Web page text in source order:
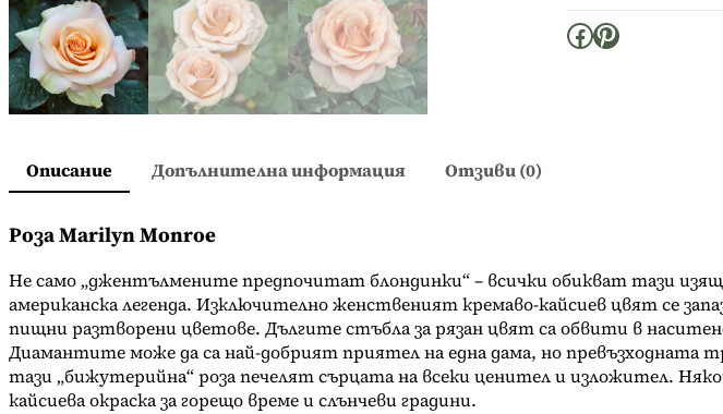
Facebook Pinterest
Описание Допълнителна информация Отзиви (0)
Роза Marilyn Monroe
Не само „джентълмените предпочитат блондинки“ – всички обикват тази
американска легенда. Изключително женственият кремаво-кайсиев цвят се
пищни разтворени цветове. Дългите стъбла за рязан цвят са обвити в
Диамантите може да са най-добрият приятел на една дама, но превъзходната
тази „бижутерийна“ роза печелят сърцата на всеки ценител и изложител.
кайсиева окраска за горещо време и слънчеви градини.